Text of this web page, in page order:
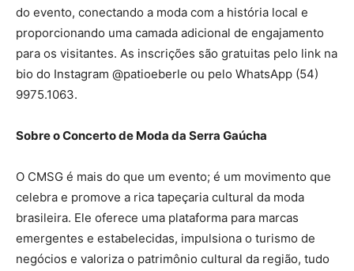
do evento, conectando a moda com a história local e
proporcionando uma camada adicional de engajamento
para os visitantes. As inscrições são gratuitas pelo link na
bio do Instagram @patioeberle ou pelo WhatsApp (54)
9975.1063.
Sobre o Concerto de Moda da Serra Gaúcha
O CMSG é mais do que um evento; é um movimento que
celebra e promove a rica tapeçaria cultural da moda
brasileira. Ele oferece uma plataforma para marcas
emergentes e estabelecidas, impulsiona o turismo de
negócios e valoriza o patrimônio cultural da região, tudo